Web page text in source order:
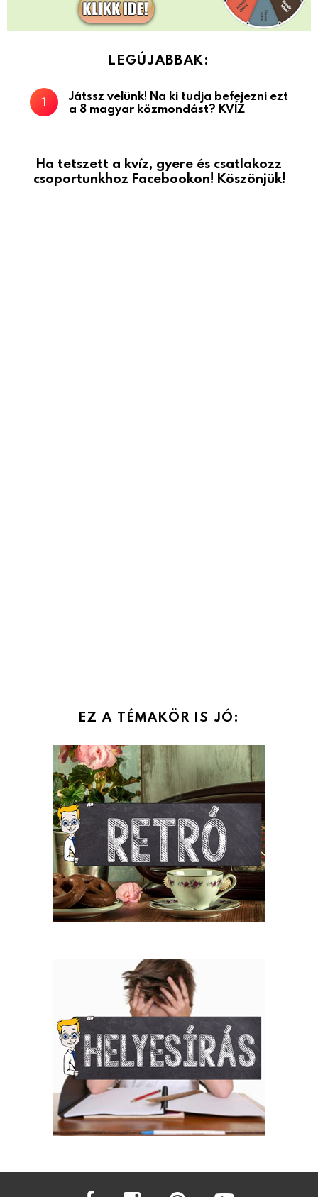
LEGÚJABBAK:
Játssz velünk! Na ki tudja befejezni ezt
a 8 magyar közmondást? KVÍZ
Ha tetszett a kvíz, gyere és csatlakozz
csoportunkhoz Facebookon! Köszönjük!
EZ A TÉMAKÖR IS JÓ:
facebook instagram